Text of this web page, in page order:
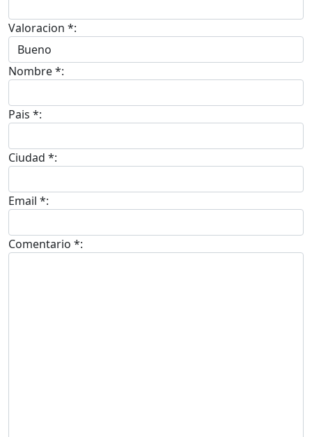
Valoracion *:
Nombre *:
Pais *:
Ciudad *:
Email *:
Comentario *: